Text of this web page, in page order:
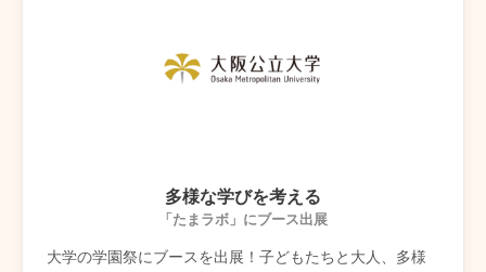
多様な学びを考える
「たまラボ」にブース出展
大学の学園祭にブースを出展！子どもたちと大人、多様